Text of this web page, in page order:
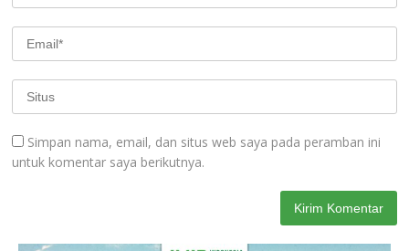
Simpan nama, email, dan situs web saya pada peramban ini
untuk komentar saya berikutnya.